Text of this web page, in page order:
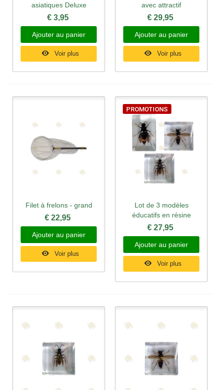
asiatiques Deluxe
€ 3,95
Ajouter au panier
Voir plus
avec attractif
€ 29,95
Ajouter au panier
Voir plus
Filet à frelons - grand
€ 22,95
Ajouter au panier
Voir plus
PROMOTIONS
Lot de 3 modèles
éducatifs en résine
€ 27,95
Ajouter au panier
Voir plus